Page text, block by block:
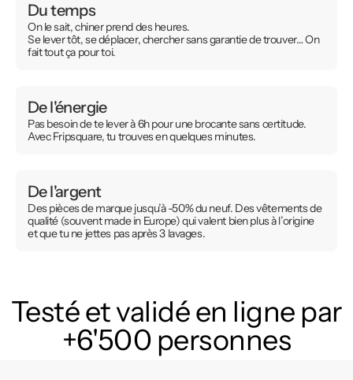
Du temps
On le sait, chiner prend des heures.
Se lever tôt, se déplacer, chercher sans garantie de trouver… On
fait tout ça pour toi.
De l'énergie
Pas besoin de te lever à 6h pour une brocante sans certitude.
Avec Fripsquare, tu trouves en quelques minutes.
De l'argent
Des pièces de marque jusqu’à -50% du neuf. Des vêtements de
qualité (souvent made in Europe) qui valent bien plus à l’origine
et que tu ne jettes pas après 3 lavages.
Testé et validé en ligne par
+6'500 personnes